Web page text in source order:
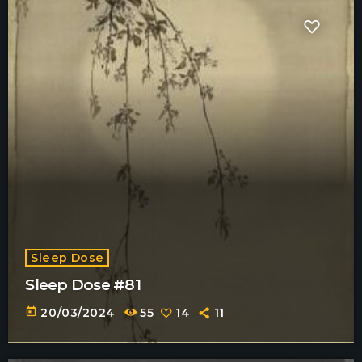
Sleep Dose
Sleep Dose #81
today 20/03/2024 55 14 11